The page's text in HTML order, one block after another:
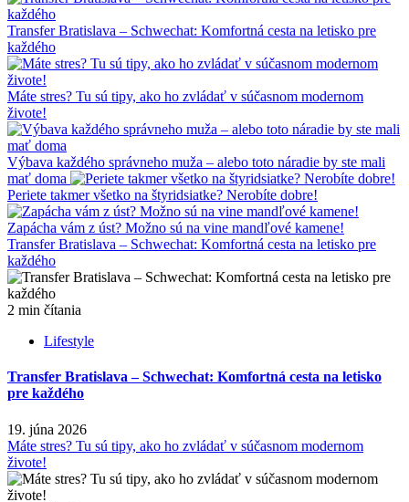
Transfer Bratislava – Schwechat: Komfortná cesta na letisko pre
každého
Máte stres? Tu sú tipy, ako ho zvládať v súčasnom modernom
živote!
Výbava každého správneho muža – alebo toto náradie by ste mali
mať doma
Periete takmer všetko na štyridsiatke? Nerobíte dobre!
Zapácha vám z úst? Možno sú na vine mandľové kamene!
Transfer Bratislava – Schwechat: Komfortná cesta na letisko pre
každého
2 min čítania
Lifestyle
Transfer Bratislava – Schwechat: Komfortná cesta na letisko
pre každého
19. júna 2026
Máte stres? Tu sú tipy, ako ho zvládať v súčasnom modernom
živote!